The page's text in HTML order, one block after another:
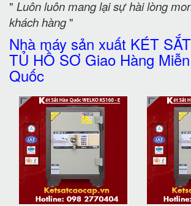
" Luôn luôn mang lại sự hài lòng
khách hàng"
Nhà máy sản xuất KÉT
TỦ HỒ SƠ Giao Hàng
Quốc